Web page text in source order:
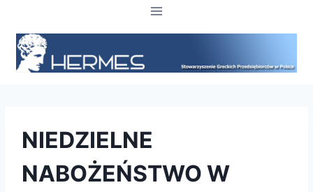
treści
NIEDZIELNE
NABOŻEŃSTWO W